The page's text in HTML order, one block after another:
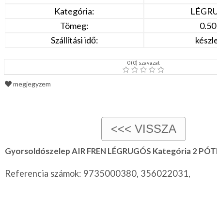
Kategória:
Tömeg:
Szállítási idő:
0(0) szavazat
megjegyzem
Gyorsoldószelep AIR FREN LÉGRUGÓS Kategória 2
Referencia számok: 9735000380, 356022031,